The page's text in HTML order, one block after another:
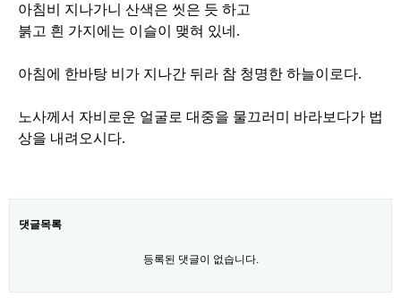
아침비 지나가니 산색은 씻은 듯 하고
붉고 흰 가지에는 이슬이 맺혀 있네 .
아침에 한바탕 비가 지나간 뒤라 참 청명한 하늘이로다.
노사께서 자비로운 얼굴로 대중을 물끄러미 바라보다가 법
상을 내려오시다.
댓글목록
등록된 댓글이 없습니다.